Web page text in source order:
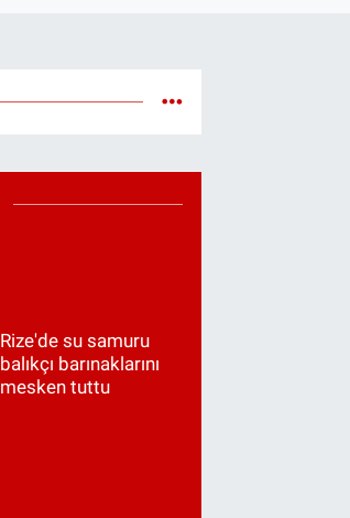
Rize'de su samuru
balıkçı barınaklarını
mesken tuttu